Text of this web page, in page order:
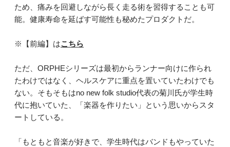
ため、痛みを回避しながら長く走る術を習得することも可
能。健康寿命を延ばす可能性も秘めたプロダクトだ。
※【前編】はこちら
ただ、ORPHEシリーズは最初からランナー向けに作られ
たわけではなく、ヘルスケアに重点を置いていたわけでも
ない。そもそもはno new folk studio代表の菊川氏が学生時
代に抱いていた、「楽器を作りたい」という思いからスタ
ートしている。
「もともと音楽が好きで、学生時代はバンドもやっていた